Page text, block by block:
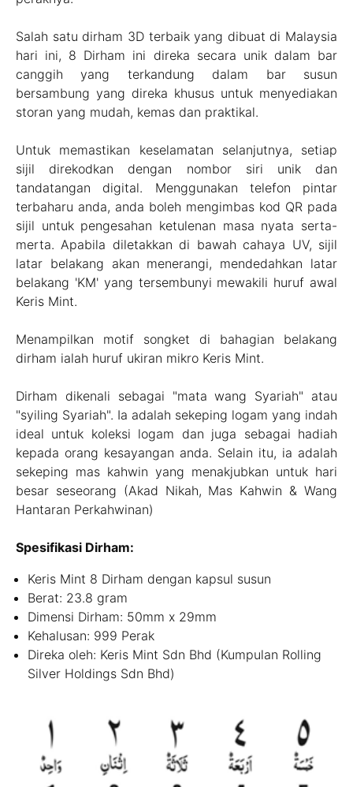
Salah satu dirham 3D terbaik yang dibuat di Malaysia
hari ini, 8 Dirham ini direka secara unik dalam bar
canggih yang terkandung dalam bar susun
bersambung yang direka khusus untuk menyediakan
storan yang mudah, kemas dan praktikal.
Untuk memastikan keselamatan selanjutnya, setiap
sijil direkodkan dengan nombor siri unik dan
tandatangan digital. Menggunakan telefon pintar
terbaharu anda, anda boleh mengimbas kod QR pada
sijil untuk pengesahan ketulenan masa nyata serta-
merta. Apabila diletakkan di bawah cahaya UV, sijil
latar belakang akan menerangi, mendedahkan latar
belakang 'KM' yang tersembunyi mewakili huruf awal
Keris Mint.
Menampilkan motif songket di bahagian belakang
dirham ialah huruf ukiran mikro Keris Mint.
Dirham dikenali sebagai "mata wang Syariah" atau
"syiling Syariah". Ia adalah sekeping logam yang indah
ideal untuk koleksi logam dan juga sebagai hadiah
kepada orang kesayangan anda. Selain itu, ia adalah
sekeping mas kahwin yang menakjubkan untuk hari
besar seseorang (Akad Nikah, Mas Kahwin & Wang
Hantaran Perkahwinan)
Spesifikasi Dirham:
Keris Mint 8 Dirham dengan kapsul susun
Berat: 23.8 gram
Dimensi Dirham: 50mm x 29mm
Kehalusan: 999 Perak
Direka oleh: Keris Mint Sdn Bhd (Kumpulan Rolling
Silver Holdings Sdn Bhd)